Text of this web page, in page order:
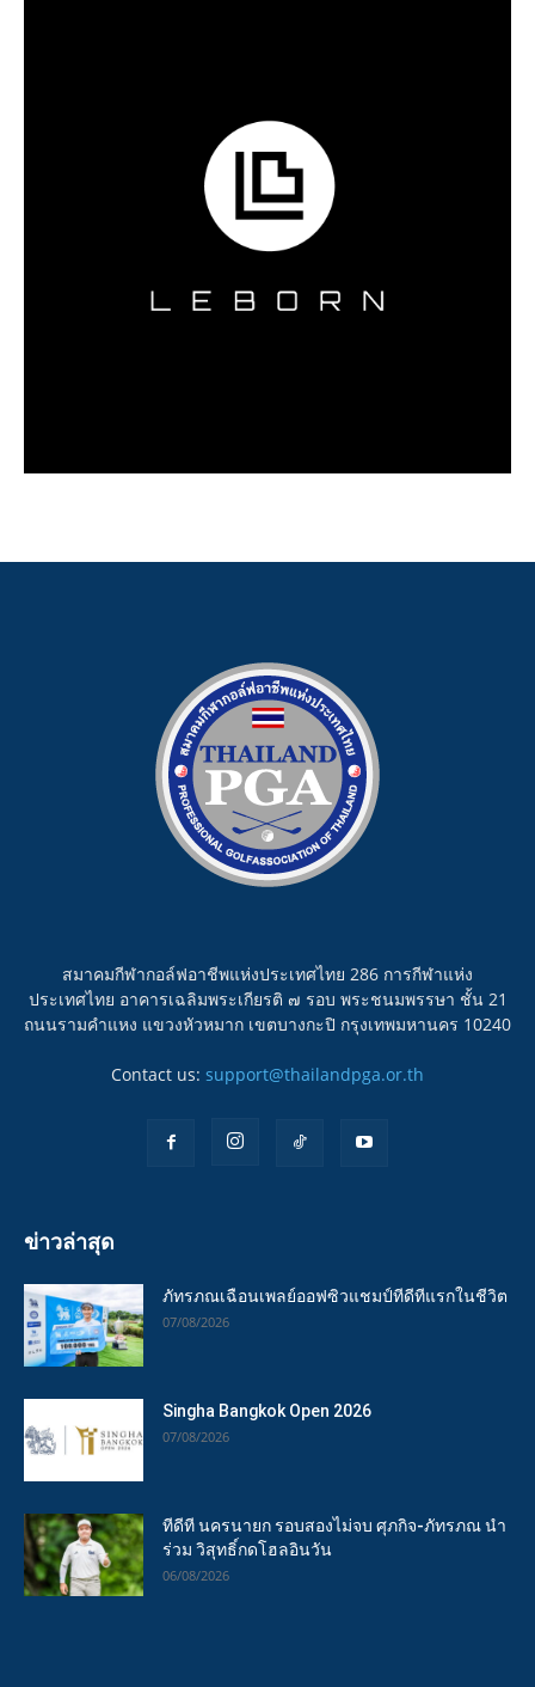
สมาคมกีฬากอล์ฟอาชีพแห่งประเทศไทย 286 การกีฬาแห่ง
ประเทศไทย อาคารเฉลิมพระเกียรติ ๗ รอบ พระชนมพรรษา ชั้น 21
ถนนรามคำแหง แขวงหัวหมาก เขตบางกะปิ กรุงเทพมหานคร 10240
Contact us: support@thailandpga.or.th
ข่าวล่าสุด
ภัทรภณเฉือนเพลย์ออฟซิวแชมป์ทีดีทีแรกในชีวิต
07/08/2026
Singha Bangkok Open 2026
07/08/2026
ทีดีที นครนายก รอบสองไม่จบ ศุภกิจ-ภัทรภณ นำ
ร่วม วิสุทธิ์กดโฮลอินวัน
06/08/2026